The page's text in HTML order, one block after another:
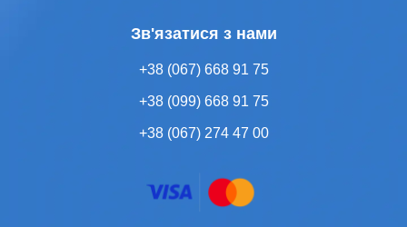
Зв'язатися з нами
+38 (067) 668 91 75
+38 (099) 668 91 75
+38 (067) 274 47 00